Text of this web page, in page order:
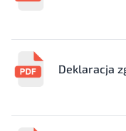
Deklaracja